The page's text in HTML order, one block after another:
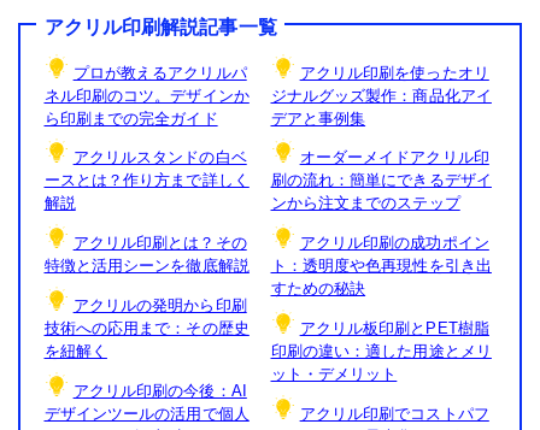
アクリル印刷解説記事一覧
プロが教えるアクリルパ
ネル印刷のコツ。デザインか
ら印刷までの完全ガイド
アクリルスタンドの白ベ
ースとは？作り方まで詳しく
解説
アクリル印刷とは？その
特徴と活用シーンを徹底解説
アクリルの発明から印刷
技術への応用まで：その歴史
を紐解く
アクリル印刷の今後：AI
デザインツールの活用で個人
アクリル印刷を使ったオリ
ジナルグッズ製作：商品化アイ
デアと事例集
オーダーメイドアクリル印
刷の流れ：簡単にできるデザイ
ンから注文までのステップ
アクリル印刷の成功ポイン
ト：透明度や色再現性を引き出
すための秘訣
アクリル板印刷とPET樹脂
印刷の違い：適した用途とメリ
ット・デメリット
アクリル印刷でコストパフ